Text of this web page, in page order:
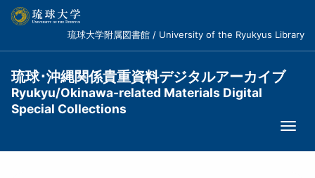
コ
琉球大学附属図書館 / University of the Ryukyus Library
琉球･沖縄関係貴重資料デジタルアーカイブ
Ryukyu/Okinawa-related Materials Digital
Special Collections